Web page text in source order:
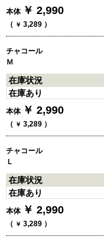
本体 ￥ 2,990
（ ￥ 3,289 ）
チャコール
Ｍ
在庫状況
在庫あり
本体 ￥ 2,990
（ ￥ 3,289 ）
チャコール
Ｌ
在庫状況
在庫あり
本体 ￥ 2,990
（ ￥ 3,289 ）